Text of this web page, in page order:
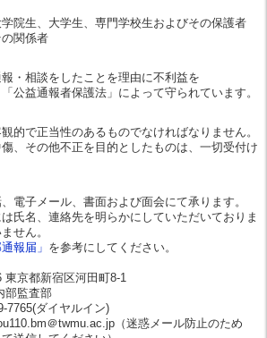
学院生、大学生、専門学校生およびその保護者
の関係者
・相談をしたことを理由に不利益を
公益通報者保護法」によって守られています。
的で正当性のあるものでなければなりません。
、その他不正を目的としたものは、一切受付け
電子メール、書面および面会にて承ります。
氏名、連絡先を明らかにしていただいておりま
せん。
通報届」 を参考にしてください。
東京都新宿区河田町8-1
部監査部
7765(ダイヤルイン)
＠twmu.ac.jp（迷惑メール防止のため